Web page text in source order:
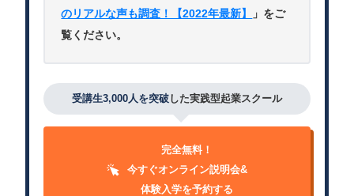
のリアルな声も調査！【2022年最新】
」をご
覧ください。
受講生3,000人を突破 した実践型起業スクール
完全無料！
今すぐオンライン説明会&
体験入学を予約する